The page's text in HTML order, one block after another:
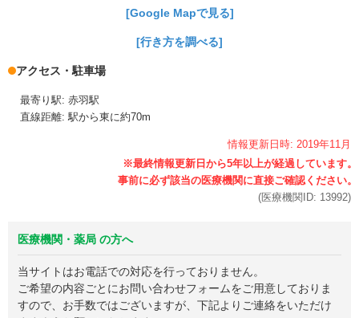
[Google Mapで見る]
[行き方を調べる]
アクセス・駐車場
最寄り駅: 赤羽駅
直線距離: 駅から東に約70m
情報更新日時: 2019年11月
(医療機関ID: 13992)
医療機関・薬局 の方へ
当サイトはお電話での対応を行っておりません。
ご希望の内容ごとにお問い合わせフォームをご用意しておりま
すので、お手数ではございますが、下記よりご連絡をいただけ